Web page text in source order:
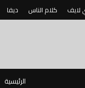
لايف كلام الناس ديفا
الرئيسية